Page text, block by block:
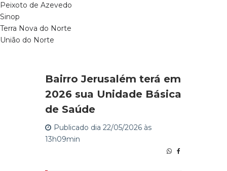
Peixoto de Azevedo
Sinop
Terra Nova do Norte
União do Norte
Bairro Jerusalém terá em
2026 sua Unidade Básica
de Saúde
Publicado dia 22/05/2026 às
13h09min